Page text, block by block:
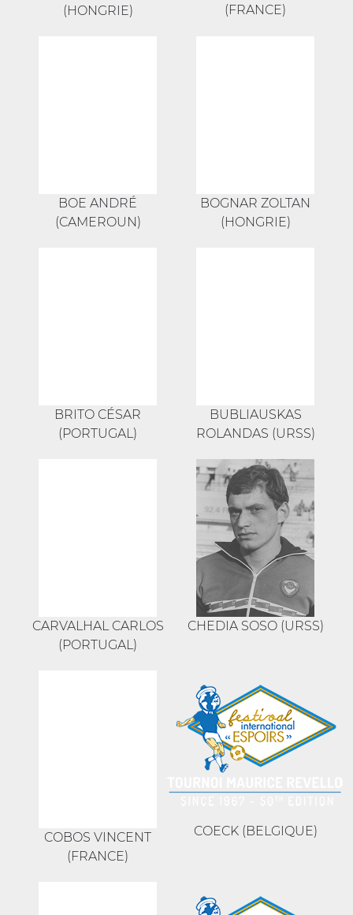
(HONGRIE)
(FRANCE)
BOE ANDRÉ
(CAMEROUN)
BOGNAR ZOLTAN
(HONGRIE)
BRITO CÉSAR
(PORTUGAL)
BUBLIAUSKAS
ROLANDAS (URSS)
CARVALHAL CARLOS
(PORTUGAL)
CHEDIA SOSO (URSS)
COBOS VINCENT
(FRANCE)
COECK (BELGIQUE)